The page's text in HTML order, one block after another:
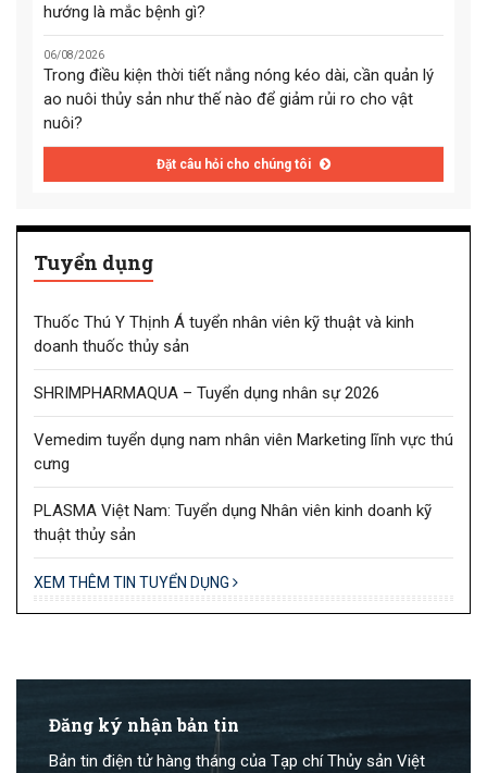
hướng là mắc bệnh gì?
06/08/2026
Trong điều kiện thời tiết nắng nóng kéo dài, cần quản lý
ao nuôi thủy sản như thế nào để giảm rủi ro cho vật
nuôi?
Đặt câu hỏi cho chúng tôi
Tuyển dụng
Thuốc Thú Y Thịnh Á tuyển nhân viên kỹ thuật và kinh
doanh thuốc thủy sản
SHRIMPHARMAQUA – Tuyển dụng nhân sự 2026
Vemedim tuyển dụng nam nhân viên Marketing lĩnh vực thú
cưng
PLASMA Việt Nam: Tuyển dụng Nhân viên kinh doanh kỹ
thuật thủy sản
XEM THÊM TIN TUYỂN DỤNG
Đăng ký nhận bản tin
Bản tin điện tử hàng tháng của Tạp chí Thủy sản Việt